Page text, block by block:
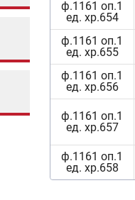
ф.1161 оп.1
ед. хр.654
ф.1161 оп.1
ед. хр.655
ф.1161 оп.1
ед. хр.656
ф.1161 оп.1
ед. хр.657
ф.1161 оп.1
ед. хр.658